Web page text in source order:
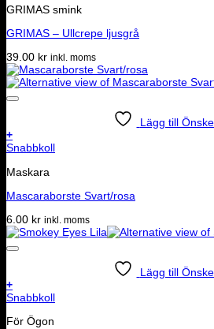
GRIMAS smink
GRIMAS – Ullcrepe ljusgrå
39.00 kr inkl. moms
Lägg till
+
Snabbkoll
Maskara
Mascaraborste Svart/rosa
6.00 kr inkl. moms
Lägg till
+
Snabbkoll
För Ögon